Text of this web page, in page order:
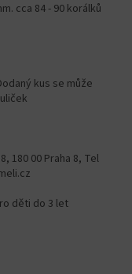
cca 84 - 90 korálků
kus se může
180 00 Praha 8, Tel
děti do 3 let